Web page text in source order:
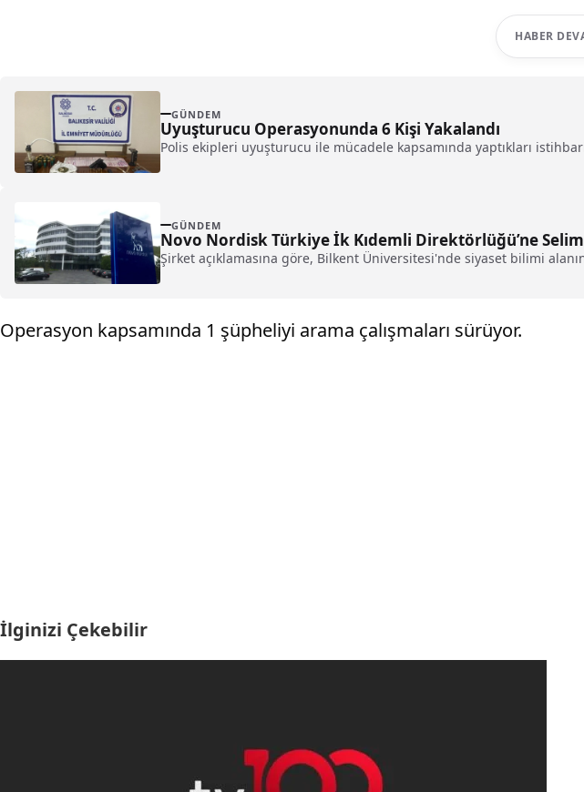
HABER
GÜNDEM
Uyuşturucu Operasyonunda 6 Kişi Yakalandı
Polis ekipleri uyuşturucu ile mücadele kapsamında yaptıkları
GÜNDEM
Novo Nordisk Türkiye İk Kıdemli Direktörlüğü’ne
Şirket açıklamasına göre, Bilkent Üniversitesi'nde siyaset bilimi
Operasyon kapsamında 1 şüpheliyi arama çalışmaları sürüyor.
İlginizi Çekebilir